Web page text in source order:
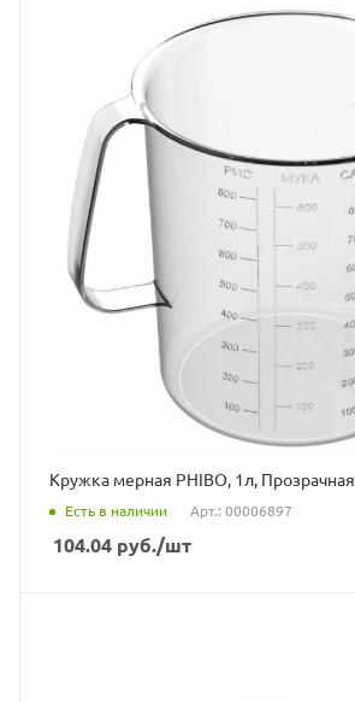
Кружка мерная PHIBO, 1л, Прозрачная
Есть в наличии Арт.: 00006897
104.04 руб./шт